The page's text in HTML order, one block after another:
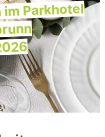
Parkhotel